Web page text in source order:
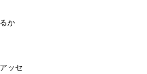
か
ッセ